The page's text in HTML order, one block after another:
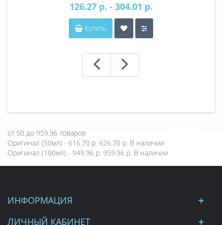
126.27 р. - 304.01 р.
Купить
от 50 до 959.96 товаров
Оригинал (50мл) - 616.70 р. 626.70 р. В наличии
Оригинал (100мл) - 949.96 р. 959.96 р. В наличии
ИНФОРМАЦИЯ
ЛИЧНЫЙ КАБИНЕТ